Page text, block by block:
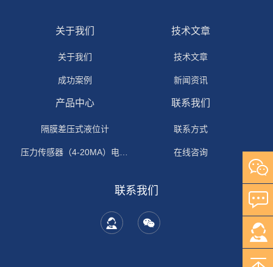
关于我们
关于我们
成功案例
技术文章
技术文章
新闻资讯
产品中心
隔膜差压式液位计
压力传感器（4-20MA）电流输出
联系我们
联系方式
在线咨询
联系我们